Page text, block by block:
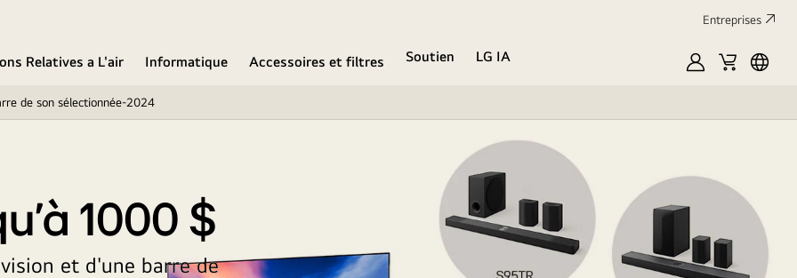
Entreprises​
Relatives a L'air Informatique Accessoires et filtres Soutien
LG IA
MyLGCart
de son sélectionnée-2024
1000 $
et d'une barre de